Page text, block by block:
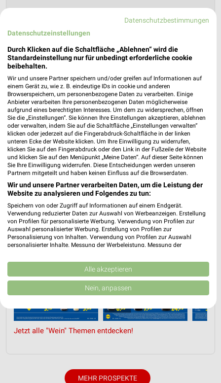
Lidl Prospekt für Gütersloh ab Mo. den
Gültig von 03. Aug. bis 08. Aug.
PROSPEKT BLÄTTERN
WEIN ANGEBOTE AB FREITAG FÜR HEIMWERKER BLUMEN
Jetzt alle "Wein" Themen entdecken!
MEHR PROSPEKTE
Datenschutzbestimmungen
Datenschutzeinstellungen
Durch Klicken auf die Schaltfläche „Ablehnen“ wird die
Standardeinstellung nur für unbedingt erforderliche cookie
beibehalten.
Wir und unsere Partner speichern und/oder greifen auf Informationen auf
einem Gerät zu, wie z. B. eindeutige IDs in cookie und anderen
Browserspeichern, um personenbezogene Daten zu verarbeiten. Einige
Anbieter verarbeiten Ihre personenbezogenen Daten möglicherweise
aufgrund eines berechtigten Interesses. Um dem zu widersprechen, öffnen
Sie die „Einstellungen“. Sie können Ihre Einstellungen akzeptieren, ablehnen
oder verwalten, indem Sie auf die Schaltfläche „Einstellungen verwalten“
klicken oder jederzeit auf die Fingerabdruck-Schaltfläche in der linken
unteren Ecke der Website klicken. Um Ihre Einwilligung zu widerrufen,
klicken Sie auf den Fingerabdruck oder den Link in der Fußzeile der Website
und klicken Sie auf den Menüpunkt „Meine Daten“. Auf dieser Seite können
Sie Ihre Einwilligung widerrufen. Diese Entscheidungen werden unseren
Partnern mitgeteilt und haben keinen Einfluss auf die Browserdaten.
Wir und unsere Partner verarbeiten Daten, um die Leistung der
Website zu analysieren und Folgendes zu tun:
Speichern von oder Zugriff auf Informationen auf einem Endgerät.
Verwendung reduzierter Daten zur Auswahl von Werbeanzeigen. Erstellung
von Profilen für personalisierte Werbung. Verwendung von Profilen zur
Auswahl personalisierter Werbung. Erstellung von Profilen zur
Personalisierung von Inhalten. Verwendung von Profilen zur Auswahl
personalisierter Inhalte. Messung der Werbeleistung. Messung der
Kombinationen von Daten aus verschiedenen Quellen. Entwicklung und
Verbesserung der Angebote. Verwendung reduzierter Daten zur Auswahl
von Inhalten.
Daten können außerhalb der Europäischen Union weitergegeben und in die
USA gesendet werden.
Website/App.
auf einem Endgerät
Alle akzeptieren
Nein, anpassen